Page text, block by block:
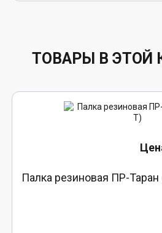
ТОВАРЫ В ЭТОЙ
Палка резиновая ПР-